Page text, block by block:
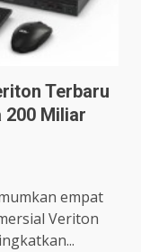
Terbaru
200 Miliar
empat
Veriton